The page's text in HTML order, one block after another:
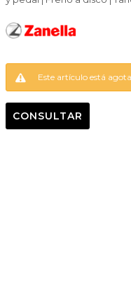
Este artículo está
CONSULTAR